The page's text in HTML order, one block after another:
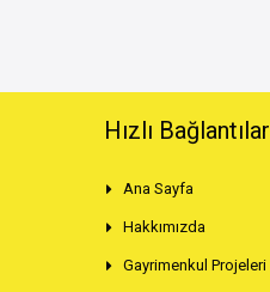
Hızlı Bağlantılar
Ana Sayfa
Hakkımızda
Gayrimenkul Projeleri